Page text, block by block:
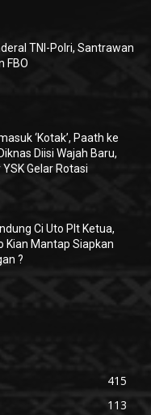
TNI-Polri, Santrawan
FBO
‘Kotak’, Paath ke
Diisi Wajah Baru,
Gelar Rotasi
Ci Uto Plt Ketua,
Kian Mantap Siapkan
?
415
113